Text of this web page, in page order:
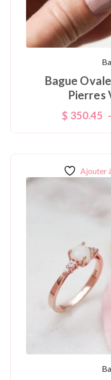
Bague
Pierres
$ 350.45
Ajouter